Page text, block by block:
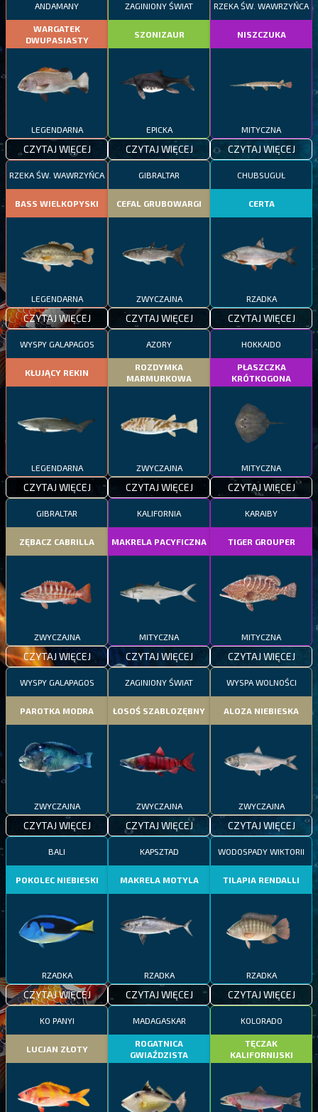
ANDAMANY
WARGATEK
DWUPASIASTY
LEGENDARNA
CZYTAJ WIĘCEJ
ZAGINIONY ŚWIAT
SZONIZAUR
EPICKA
CZYTAJ WIĘCEJ
RZEKA ŚW. WAWRZYŃCA
NISZCZUKA
MITYCZNA
CZYTAJ WIĘCEJ
RZEKA ŚW. WAWRZYŃCA
BASS WIELKOPYSKI
LEGENDARNA
CZYTAJ WIĘCEJ
GIBRALTAR
CEFAL GRUBOWARGI
ZWYCZAJNA
CZYTAJ WIĘCEJ
CHUBSUGUŁ
CERTA
RZADKA
CZYTAJ WIĘCEJ
WYSPY GALAPAGOS
KŁUJĄCY REKIN
LEGENDARNA
CZYTAJ WIĘCEJ
AZORY
ROZDYMKA
MARMURKOWA
ZWYCZAJNA
CZYTAJ WIĘCEJ
HOKKAIDO
PŁASZCZKA
KRÓTKOGONA
MITYCZNA
CZYTAJ WIĘCEJ
GIBRALTAR
ZĘBACZ CABRILLA
ZWYCZAJNA
CZYTAJ WIĘCEJ
KALIFORNIA
MAKRELA PACYFICZNA
MITYCZNA
CZYTAJ WIĘCEJ
KARAIBY
TIGER GROUPER
MITYCZNA
CZYTAJ WIĘCEJ
WYSPY GALAPAGOS
PAROTKA MODRA
ZWYCZAJNA
CZYTAJ WIĘCEJ
ZAGINIONY ŚWIAT
ŁOSOŚ SZABLOZĘBNY
ZWYCZAJNA
CZYTAJ WIĘCEJ
WYSPA WOLNOŚCI
ALOZA NIEBIESKA
ZWYCZAJNA
CZYTAJ WIĘCEJ
BALI
POKOLEC NIEBIESKI
RZADKA
CZYTAJ WIĘCEJ
KAPSZTAD
MAKRELA MOTYLA
RZADKA
CZYTAJ WIĘCEJ
WODOSPADY WIKTORII
TILAPIA RENDALLI
RZADKA
CZYTAJ WIĘCEJ
KO PANYI
LUCJAN ZŁOTY
MADAGASKAR
ROGATNICA
GWIAŹDZISTA
KOLORADO
TĘCZAK
KALIFORNIJSKI